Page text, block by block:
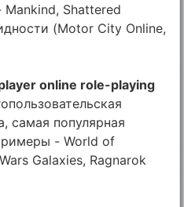
Shattered
(Motor City Online,
online role-playing
самая популярная
- World of
Galaxies, Ragnarok